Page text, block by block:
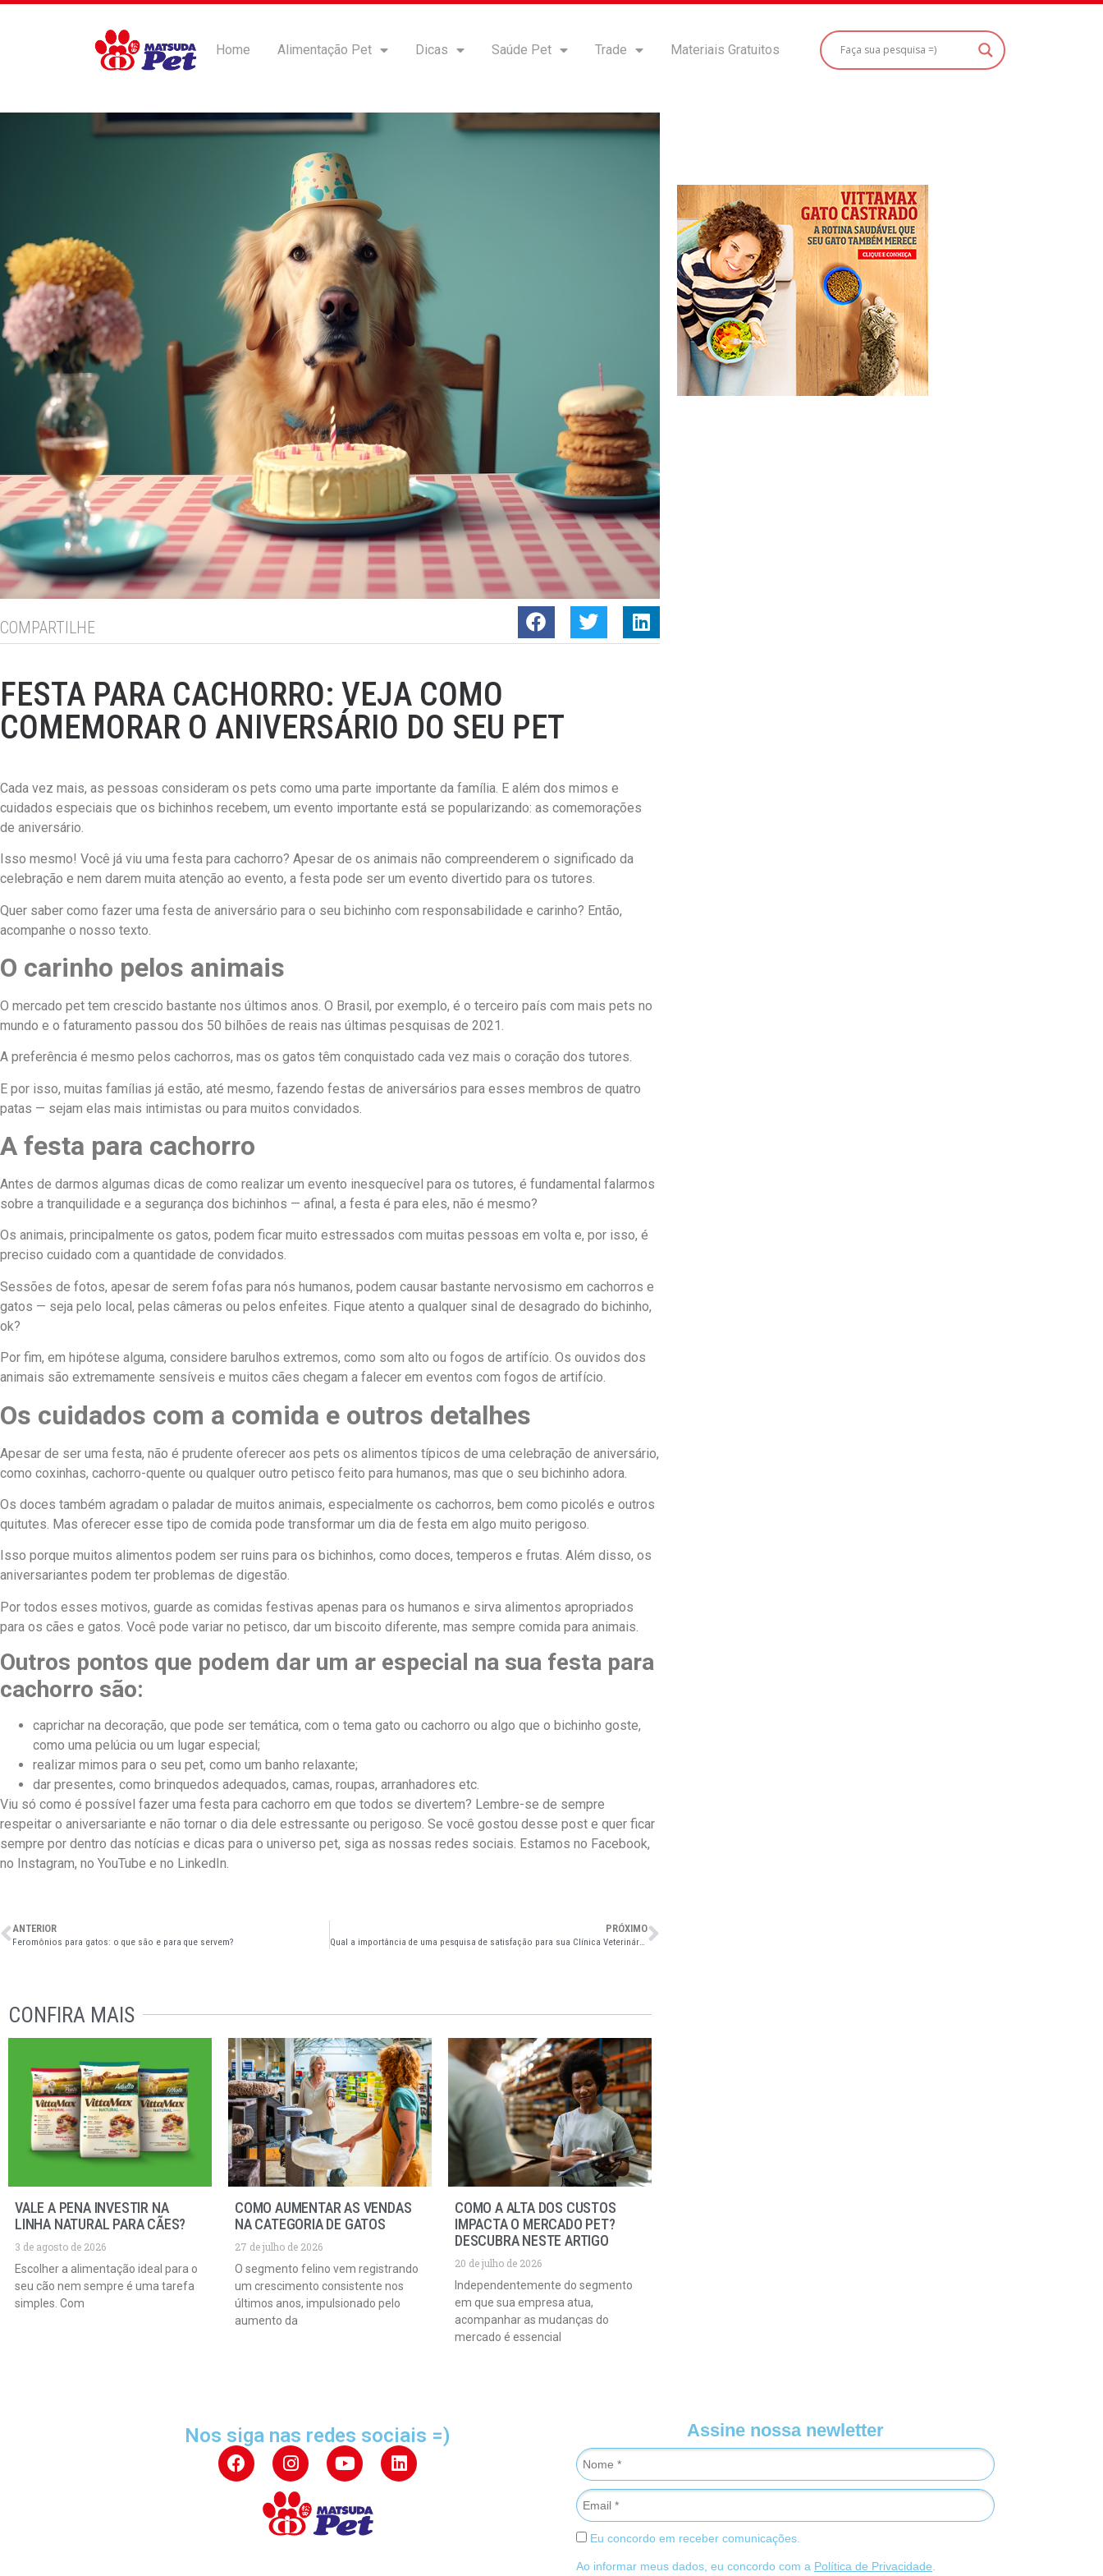
Home Alimentação Pet Dicas Saúde Pet Trade Materiais Gratuitos
COMPARTILHE
FESTA PARA CACHORRO: VEJA COMO
COMEMORAR O ANIVERSÁRIO DO SEU PET
Cada vez mais, as pessoas consideram os pets como uma parte importante da família. E além dos mimos e
cuidados especiais que os bichinhos recebem, um evento importante está se popularizando: as comemorações
de aniversário.
Isso mesmo! Você já viu uma festa para cachorro? Apesar de os animais não compreenderem o significado da
celebração e nem darem muita atenção ao evento, a festa pode ser um evento divertido para os tutores.
Quer saber como fazer uma festa de aniversário para o seu bichinho com responsabilidade e carinho? Então,
acompanhe o nosso texto.
O carinho pelos animais
O mercado pet tem crescido bastante nos últimos anos. O Brasil, por exemplo, é o terceiro país com mais pets no
mundo e o faturamento passou dos 50 bilhões de reais nas últimas pesquisas de 2021.
A preferência é mesmo pelos cachorros, mas os gatos têm conquistado cada vez mais o coração dos tutores.
E por isso, muitas famílias já estão, até mesmo, fazendo festas de aniversários para esses membros de quatro
patas — sejam elas mais intimistas ou para muitos convidados.
A festa para cachorro
Antes de darmos algumas dicas de como realizar um evento inesquecível para os tutores, é fundamental falarmos
sobre a tranquilidade e a segurança dos bichinhos — afinal, a festa é para eles, não é mesmo?
Os animais, principalmente os gatos, podem ficar muito estressados com muitas pessoas em volta e, por isso, é
preciso cuidado com a quantidade de convidados.
Sessões de fotos, apesar de serem fofas para nós humanos, podem causar bastante nervosismo em cachorros e
gatos — seja pelo local, pelas câmeras ou pelos enfeites. Fique atento a qualquer sinal de desagrado do bichinho,
ok?
Por fim, em hipótese alguma, considere barulhos extremos, como som alto ou fogos de artifício. Os ouvidos dos
animais são extremamente sensíveis e muitos cães chegam a falecer em eventos com fogos de artifício.
Os cuidados com a comida e outros detalhes
Apesar de ser uma festa, não é prudente oferecer aos pets os alimentos típicos de uma celebração de aniversário,
como coxinhas, cachorro-quente ou qualquer outro petisco feito para humanos, mas que o seu bichinho adora.
Os doces também agradam o paladar de muitos animais, especialmente os cachorros, bem como picolés e outros
quitutes. Mas oferecer esse tipo de comida pode transformar um dia de festa em algo muito perigoso.
Isso porque muitos alimentos podem ser ruins para os bichinhos, como doces, temperos e frutas. Além disso, os
aniversariantes podem ter problemas de digestão.
Por todos esses motivos, guarde as comidas festivas apenas para os humanos e sirva alimentos apropriados
para os cães e gatos. Você pode variar no petisco, dar um biscoito diferente, mas sempre comida para animais.
Outros pontos que podem dar um ar especial na sua festa para
cachorro são:
caprichar na decoração, que pode ser temática, com o tema gato ou cachorro ou algo que o bichinho goste,
como uma pelúcia ou um lugar especial;
realizar mimos para o seu pet, como um banho relaxante;
dar presentes, como brinquedos adequados, camas, roupas, arranhadores etc.
Viu só como é possível fazer uma festa para cachorro em que todos se divertem? Lembre-se de sempre
respeitar o aniversariante e não tornar o dia dele estressante ou perigoso. Se você gostou desse post e quer ficar
sempre por dentro das notícias e dicas para o universo pet, siga as nossas redes sociais. Estamos no Facebook,
no Instagram, no YouTube e no LinkedIn.
ANTERIOR
Feromônios para gatos: o que são e para que servem?
PRÓXIMO
CONFIRA MAIS
VALE A PENA INVESTIR NA
LINHA NATURAL PARA CÃES?
3 de agosto de 2026
Escolher a alimentação ideal para o
seu cão nem sempre é uma tarefa
simples. Com
COMO AUMENTAR AS VENDAS
NA CATEGORIA DE GATOS
27 de julho de 2026
O segmento felino vem registrando
um crescimento consistente nos
últimos anos, impulsionado pelo
aumento da
COMO A ALTA DOS CUSTOS
IMPACTA O MERCADO PET?
DESCUBRA NESTE ARTIGO
20 de julho de 2026
Independentemente do segmento
em que sua empresa atua,
acompanhar as mudanças do
mercado é essencial
Nos siga nas redes sociais =) Assine nossa newletter
Eu concordo em receber comunicações.
Ao informar meus dados, eu concordo com a Política de Privacidade